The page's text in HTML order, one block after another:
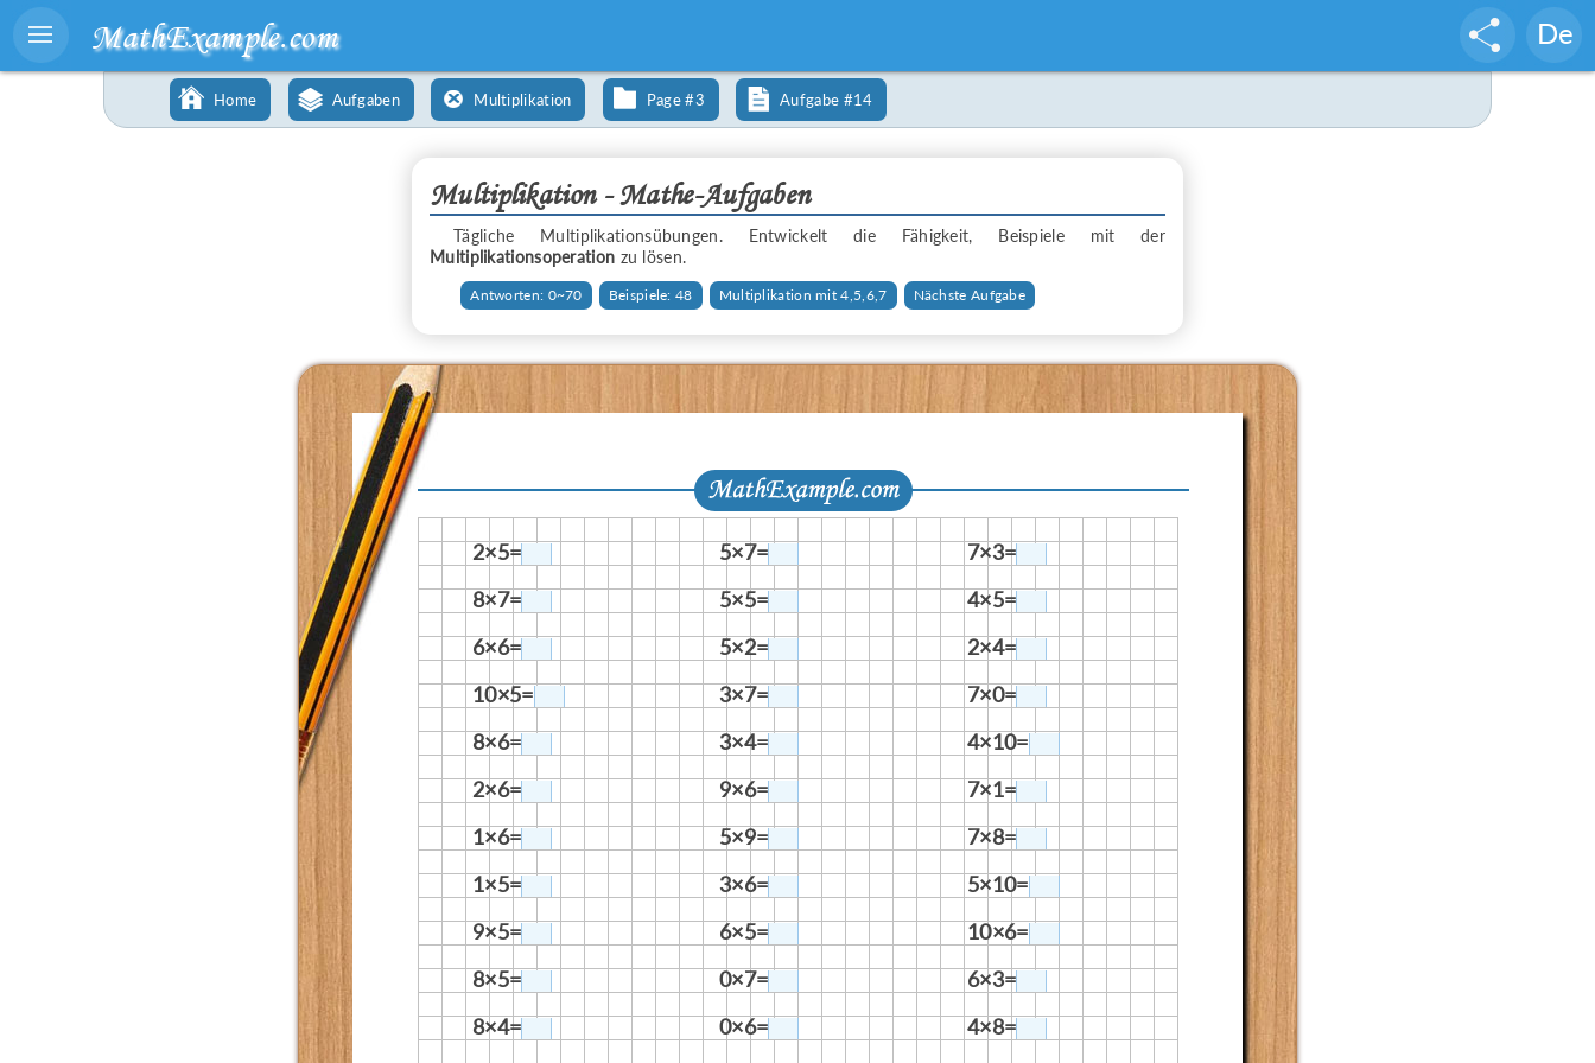
MathExample.com De
Home Aufgaben Multiplikation Page #3 Aufgabe #14
Multiplikation - Mathe-Aufgaben
Tägliche Multiplikationsübungen. Entwickelt die Fähigkeit, Beispiele mit der
Multiplikationsoperation zu lösen.
Аntworten: 0~70 Beispiele: 48 Multiplikation mit 4,5,6,7 Nächste Aufgabe
2×5= 5×7=
7×3=
8×7=
5×5=
4×5=
6×6=
5×2=
2×4=
10×5=
3×7=
7×0=
8×6=
3×4=
4×10=
2×6=
9×6=
7×1=
1×6=
5×9=
7×8=
1×5=
3×6=
5×10=
9×5=
6×5=
10×6=
8×5=
0×7=
6×3=
8×4=
0×6=
4×8=